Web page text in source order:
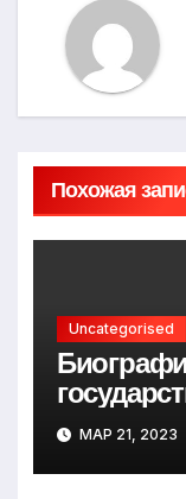
Похожая
Uncategorised
Андрея
доМАР 21, 2023